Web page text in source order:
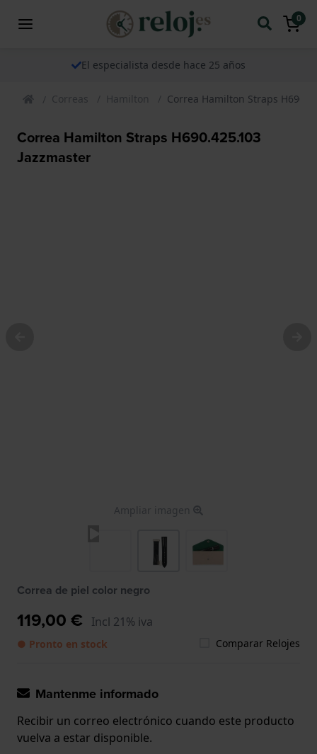
0
El especialista desde hace 25 años
Correas Hamilton Correa Hamilton Straps
Correa Hamilton Straps H690.425.103
Jazzmaster
Ampliar imagen
Correa de piel color negro
119,00 € Incl 21% iva
● Pronto en stock Comparar Relojes
Mantenme informado
Recibir un correo electrónico cuando este producto
vuelva a estar disponible.